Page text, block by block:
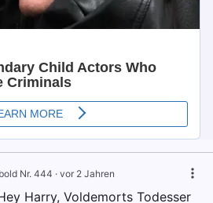
Nr. 444 · vor 2 Jahren
Harry, Voldemorts Todesser